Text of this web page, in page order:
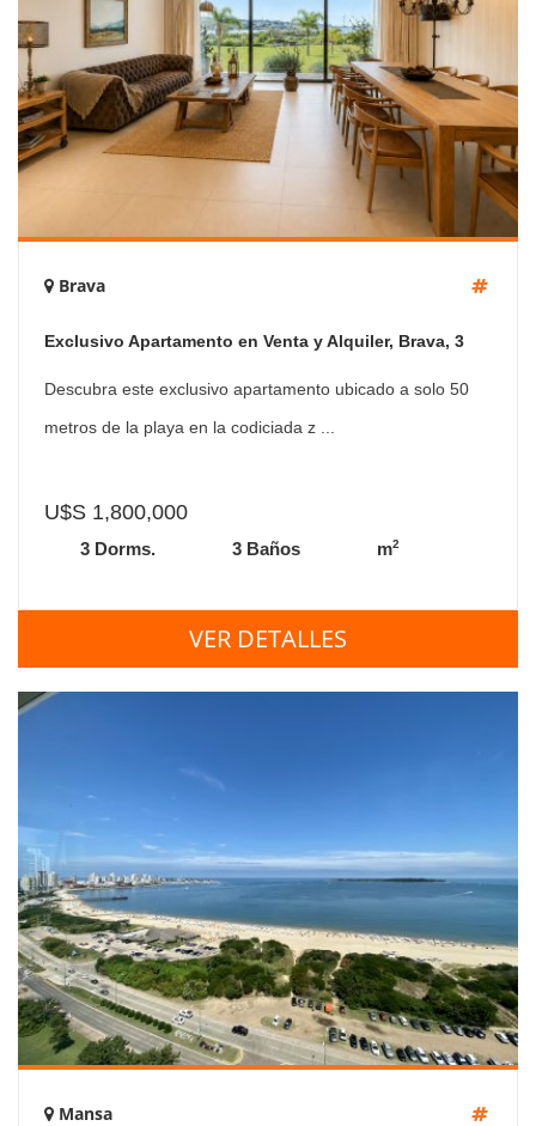
Brava
Exclusivo Apartamento en Venta y Alquiler, Brava, 3
Dormitorios.
Descubra este exclusivo apartamento ubicado a solo 50
metros de la playa en la codiciada z ...
U$S 1,800,000
3 Dorms. 3 Baños m2
VER DETALLES
Mansa